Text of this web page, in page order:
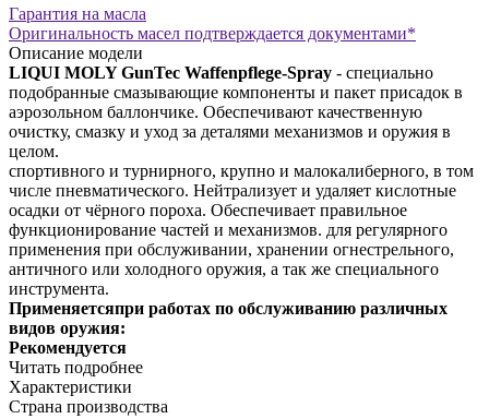
Гарантия на масла
Оригинальность масел подтверждается документами*
Описание модели
LIQUI MOLY GunTec Waffenpflege-Spray - специально
подобранные смазывающие компоненты и пакет присадок в
аэрозольном баллончике. Обеспечивают качественную
очистку, смазку и уход за деталями механизмов и оружия в
целом.
спортивного и турнирного, крупно и малокалиберного, в том
числе пневматического. Нейтрализует и удаляет кислотные
осадки от чёрного пороха. Обеспечивает правильное
функционирование частей и механизмов. для регулярного
применения при обслуживании, хранении огнестрельного,
античного или холодного оружия, а так же специального
инструмента.
Применяетсяпри работах по обслуживанию различных
видов оружия:
Рекомендуется
Читать подробнее
Характеристики
Страна производства